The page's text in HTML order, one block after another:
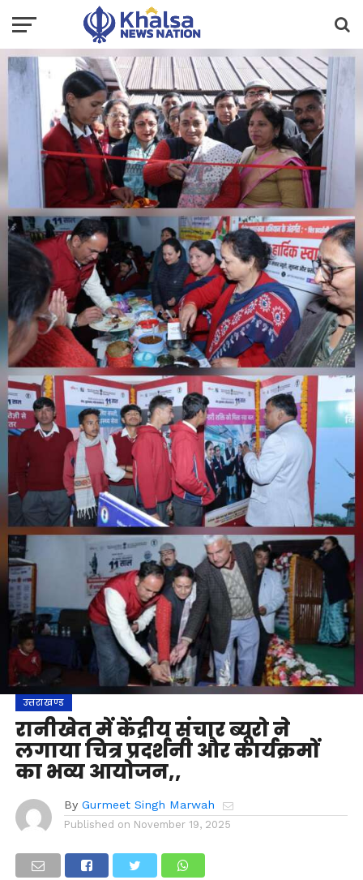
उत्तराखण्ड
रानीखेत में केंद्रीय संचार ब्यूरो ने
लगाया चित्र प्रदर्शनी और कार्यक्रमों
का भव्य आयोजन,,
By Gurmeet Singh Marwah
Published on November 19, 2025